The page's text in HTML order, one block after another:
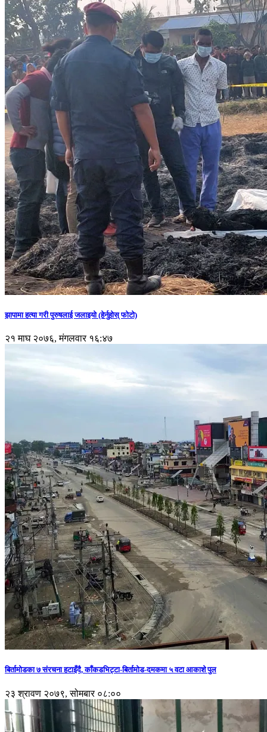
झापामा हत्या गरी पुरुषलाई जलाइयो (हेर्नुहाेस् फाेटाे)
२१ माघ २०७६, मंगलवार १६:४७
बिर्तामोडका ७ संरचना हटाइँदै, काँकडभिट्टा-बिर्तामोड-दमकमा ५ वटा आकाशे पुल
२३ श्रावण २०७९, सोमबार ०८:००